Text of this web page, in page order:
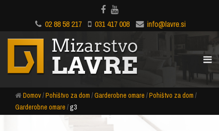
02 88 58 217 031 417 008 info@lavre.si
Domov/Pohištvo za dom /Garderobne omare /Pohištvo za dom /
Garderobne omare /g3